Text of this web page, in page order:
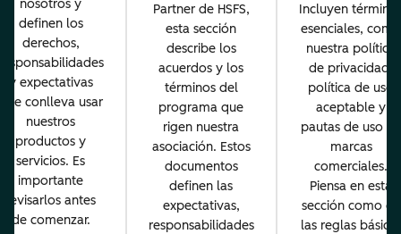
nosotros y
definen los
derechos,
y expectativas
conlleva usar
nuestros
productos y
servicios. Es
importante
revisarlos antes
de comenzar.
Partner de HSFS,
esta sección
describe los
acuerdos y los
términos del
programa que
rigen nuestra
asociación. Estos
documentos
definen las
expectativas,
responsabilidades
Incluyen
esenciales, como
nuestra política
de privacidad,
política de uso
aceptable y
pautas de uso de
marcas
comerciales.
Piensa en esta
sección como en
las reglas básicas